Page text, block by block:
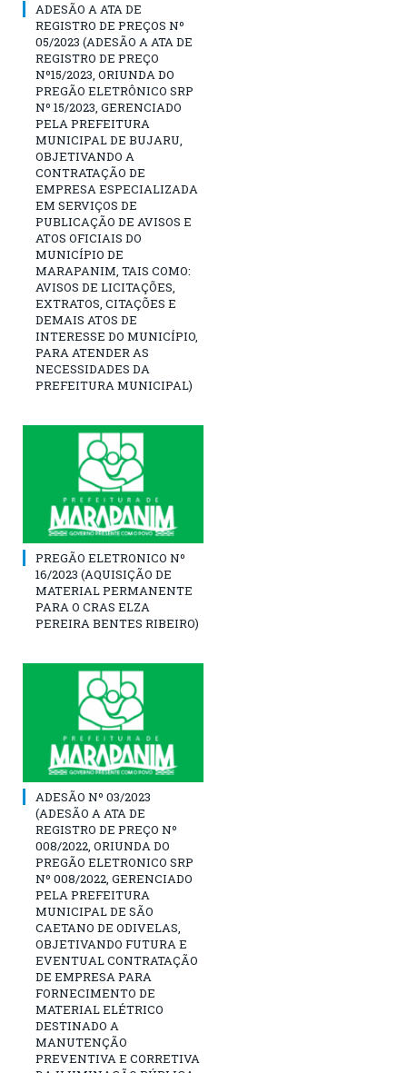
ADESÃO A ATA DE
REGISTRO DE PREÇOS Nº
05/2023 (ADESÃO A ATA DE
REGISTRO DE PREÇO
Nº15/2023, ORIUNDA DO
PREGÃO ELETRÔNICO SRP
Nº 15/2023, GERENCIADO
PELA PREFEITURA
MUNICIPAL DE BUJARU,
OBJETIVANDO A
CONTRATAÇÃO DE
EMPRESA ESPECIALIZADA
EM SERVIÇOS DE
PUBLICAÇÃO DE AVISOS E
ATOS OFICIAIS DO
MUNICÍPIO DE
MARAPANIM, TAIS COMO:
AVISOS DE LICITAÇÕES,
EXTRATOS, CITAÇÕES E
DEMAIS ATOS DE
INTERESSE DO MUNICÍPIO,
PARA ATENDER AS
NECESSIDADES DA
PREFEITURA MUNICIPAL)
PREGÃO ELETRONICO Nº
16/2023 (AQUISIÇÃO DE
MATERIAL PERMANENTE
PARA O CRAS ELZA
PEREIRA BENTES RIBEIRO)
ADESÃO Nº 03/2023
(ADESÃO A ATA DE
REGISTRO DE PREÇO Nº
008/2022, ORIUNDA DO
PREGÃO ELETRONICO SRP
Nº 008/2022, GERENCIADO
PELA PREFEITURA
MUNICIPAL DE SÃO
CAETANO DE ODIVELAS,
OBJETIVANDO FUTURA E
EVENTUAL CONTRATAÇÃO
DE EMPRESA PARA
FORNECIMENTO DE
MATERIAL ELÉTRICO
DESTINADO A
MANUTENÇÃO
PREVENTIVA E CORRETIVA